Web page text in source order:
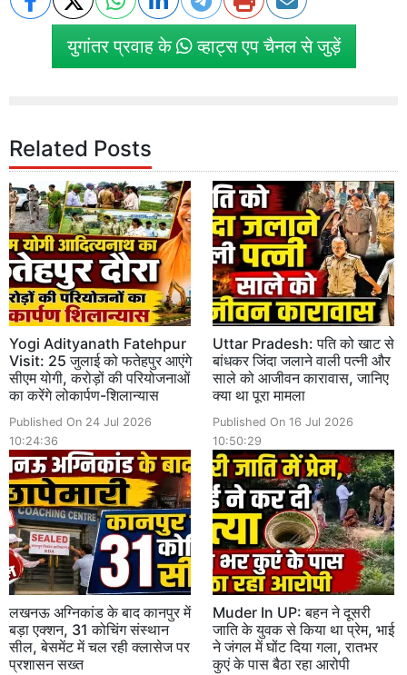
युगांतर प्रवाह के व्हाट्स एप चैनल से जुड़ें
Related Posts
Yogi Adityanath Fatehpur
Visit: 25 जुलाई को फतेहपुर आएंगे
सीएम योगी, करोड़ों की परियोजनाओं
का करेंगे लोकार्पण-शिलान्यास
Published On 24 Jul 2026
10:24:36
Uttar Pradesh: पति को खाट से
बांधकर जिंदा जलाने वाली पत्नी और
साले को आजीवन कारावास, जानिए
क्या था पूरा मामला
Published On 16 Jul 2026
10:50:29
लखनऊ अग्निकांड के बाद कानपुर में
बड़ा एक्शन, 31 कोचिंग संस्थान
सील, बेसमेंट में चल रही क्लासेज पर
प्रशासन सख्त
Muder In UP: बहन ने दूसरी
जाति के युवक से किया था प्रेम, भाई
ने जंगल में घोंट दिया गला, रातभर
कुएं के पास बैठा रहा आरोपी